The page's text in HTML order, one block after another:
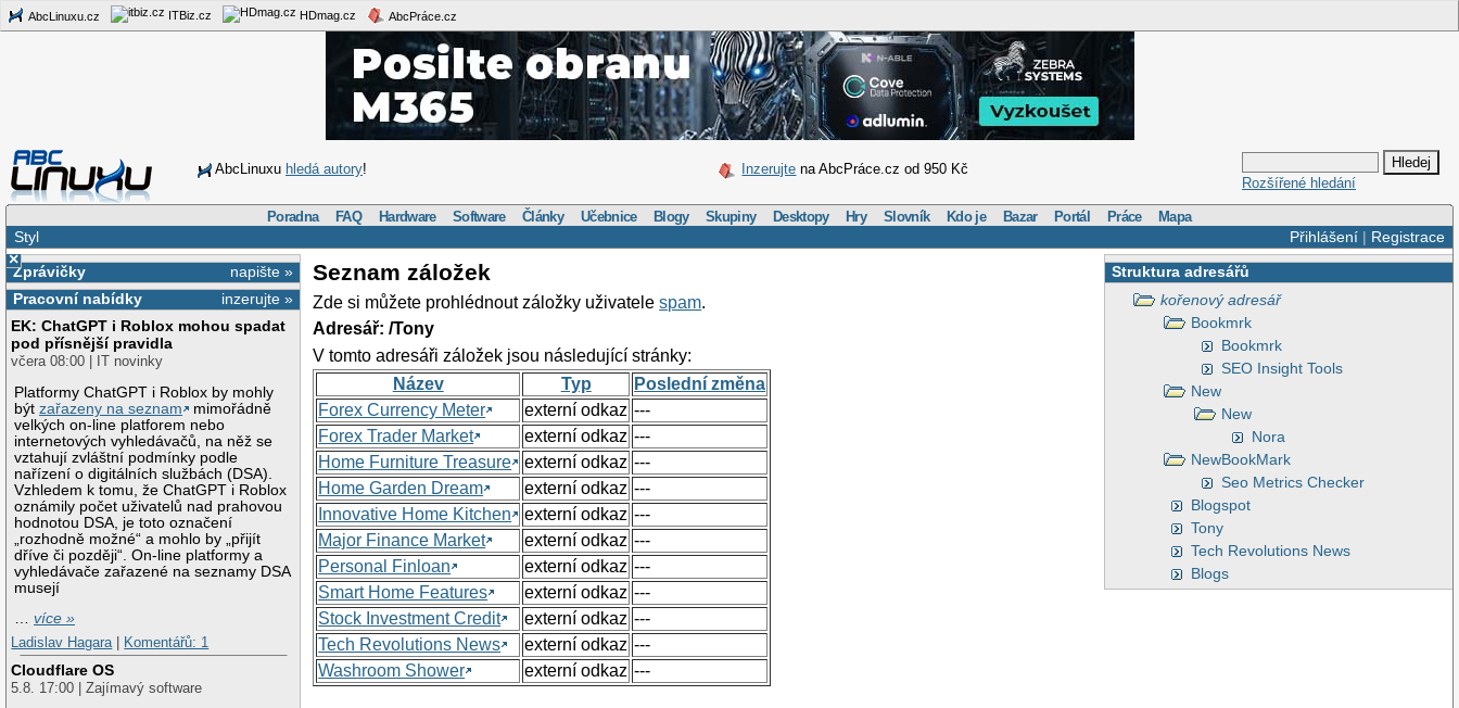
AbcLinuxu.cz ITBiz.cz HDmag.cz AbcPráce.cz
AbcLinuxu hledá autory! Inzerujte na AbcPráce.cz od 950 Kč
Rozšířené hledání
Poradna FAQ Hardware Software Články Učebnice Blogy Skupiny Desktopy Hry Slovník Kdo je Bazar Portál Práce Mapa
Přihlášení| Registrace
Styl
×
napište »
Zprávičky
inzerujte »
Pracovní nabídky
EK: ChatGPT i Roblox mohou spadat
pod přísnější pravidla
včera 08:00 | IT novinky
Platformy ChatGPT i Roblox by mohly
býtzařazeny na seznam
mimořádně
velkých on-line platforem nebo
internetových vyhledávačů, na něž se
vztahují zvláštní podmínky podle
nařízení o digitálních službách (DSA).
Vzhledem k tomu, že ChatGPT i Roblox
oznámily počet uživatelů nad prahovou
hodnotou DSA, je toto označení
„rozhodně možné“ a mohlo by „přijít
dříve či později“. On-line platformy a
vyhledávače zařazené na seznamy DSA
musejí
…více »
Ladislav Hagara
Komentářů: 1
Cloudflare OS
5.8. 17:00 | Zajímavý software
Struktura adresářů
kořenový adresář
Bookmrk
Bookmrk
SEO Insight Tools
New
New
Nora
NewBookMark
Seo Metrics Checker
Blogspot
Tony
Tech Revolutions News
Blogs
Seznam záložek
Zde si můžete prohlédnout záložky uživatelespam.
Adresář: /Tony
V tomto adresáři záložek jsou následující stránky:
Název
Typ
Poslední změna
Forex Currency Meter
externí odkaz ---
Forex Trader Market
externí odkaz ---
Home Furniture Treasure
externí odkaz ---
Home Garden Dream
externí odkaz ---
Innovative Home Kitchen
externí odkaz ---
Major Finance Market
externí odkaz ---
Personal Finloan
externí odkaz ---
Smart Home Features
externí odkaz ---
Stock Investment Credit
externí odkaz ---
Tech Revolutions News
externí odkaz ---
Washroom Shower
externí odkaz ---